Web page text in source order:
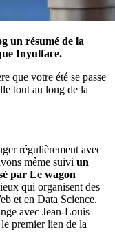
un résumé de la
Inyulface.
que votre été se passe
tout au long de la
régulièrement avec
même suivi un
par Le wagon
qui organisent des
et en Data Science.
avec Jean-Louis
premier lien de la